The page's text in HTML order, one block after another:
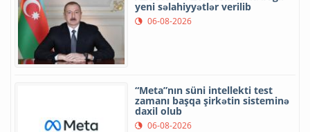
yeni səlahiyyətlər verilib
06-08-2026
“Meta”nın süni intellekti test
zamanı başqa şirkətin sisteminə
daxil olub
06-08-2026